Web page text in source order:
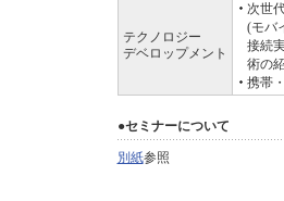
テクノロジー
デベロップメント
次世
(モバ
接続
術の
携帯
●セミナーについて
別紙参照